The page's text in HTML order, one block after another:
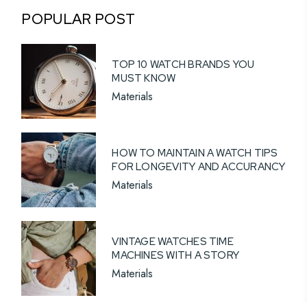
POPULAR POST
TOP 10 WATCH BRANDS YOU
MUST KNOW
Materials
HOW TO MAINTAIN A WATCH TIPS
FOR LONGEVITY AND ACCURANCY
Materials
VINTAGE WATCHES TIME
MACHINES WITH A STORY
Materials